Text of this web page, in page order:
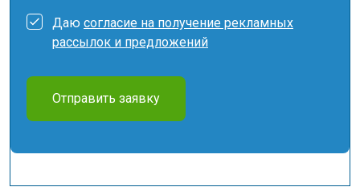
Даю согласие на получение рекламных
рассылок и предложений
Отправить заявку